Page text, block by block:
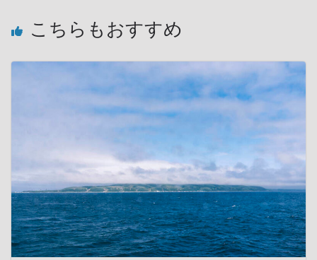
こちらもおすすめ